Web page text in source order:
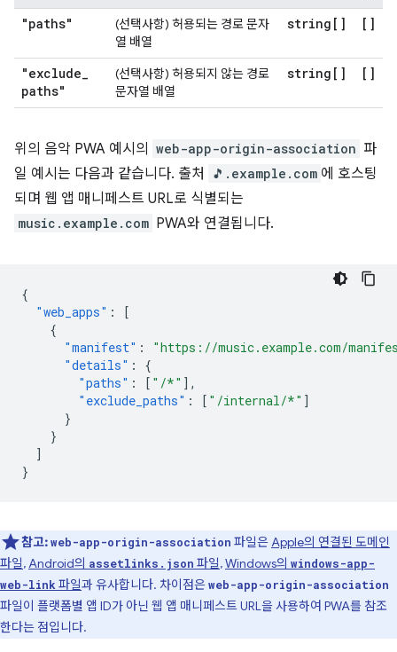
"paths"
(선택사항) 허용되는 경로 문자
열 배열
string[] []
"exclude_
paths"
(선택사항) 허용되지 않는 경로
문자열 배열
string[] []
위의 음악 PWA 예시의 web-app-origin-association 파
일 예시는 다음과 같습니다. 출처
🎵.example.com 에 호스팅
되며 웹 앱 매니페스트 URL로 식별되는
music.example.com PWA와 연결됩니다.
{
"web_apps" :
[
{
"manifest" :
"https://music.example.com/
"details" :
{
"paths" : [ "/*" ],
"exclude_paths" : [ "/internal/*" ]
}
}
]
}
참고:web-app-origin-association 파일은Apple의 연결된 도메인
파일,Android의 assetlinks.json 파일,Windows의 windows-app-
web-link 파일과 유사합니다. 차이점은web-app-origin-association
파일이 플랫폼별 앱 ID가 아닌 웹 앱 매니페스트 URL을 사용하여 PWA를 참조
한다는 점입니다.